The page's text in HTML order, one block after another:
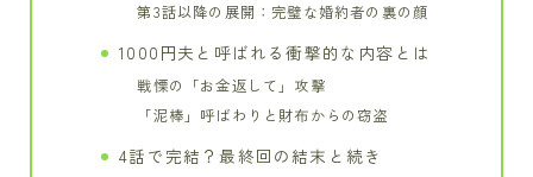
第3話以降の展開：完璧な婚約者の裏の顔
1000円夫と呼ばれる衝撃的な内容とは
戦慄の「お金返して」攻撃
「泥棒」呼ばわりと財布からの窃盗
4話で完結？最終回の結末と続き